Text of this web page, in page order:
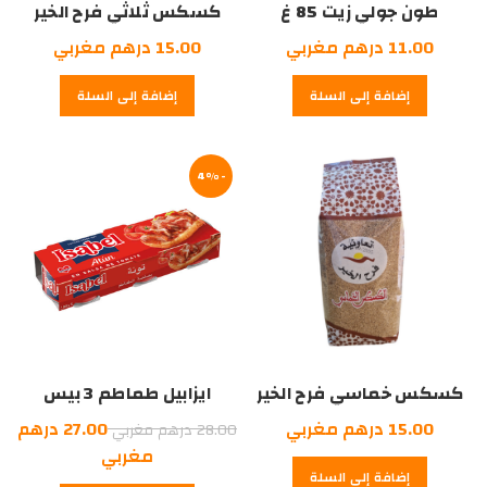
طون جولي زيت 85 غ
11.00 درهم مغربي
إضافة إلى السلة
كسكس ثلاثي فرح الخير
15.00 درهم مغربي
إضافة إلى السلة
كسكس خماسي فرح الخير
15.00 درهم مغربي
إضافة إلى السلة
-4%
ايزابيل طماطم 3 بيس
28.00درهم مغربيالسعر
الأصلي
27.00 درهم
مغربي